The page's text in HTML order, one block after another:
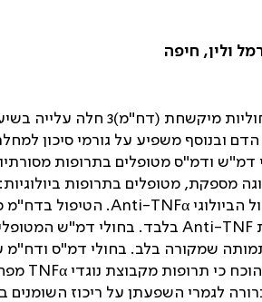
ולין, חיפה
בחולי דלקת מיפרקים שגרונתית (דמ"ש)1, דלקת מיפרקים מספחת (דמ"ס)2 ודלקת חוליות מיקשחת
ובנוסף משפיע על גורמי סיכון
דמ"ש ודמ"ס מטופלים בתרופות
מספקת, מטופלים בתרופות ביולוגיות:
הביולוגיAnti-TNFα. הטיפול בדח"מ
Anti-TNF בלבד. בחולי דמ"ש
שמקורה בלב. בחולי דמ"ס ודח"מ
כי תרופות מקבוצת נוגדיTNFα
לגמרי השפעתן על ריכוז השומנים